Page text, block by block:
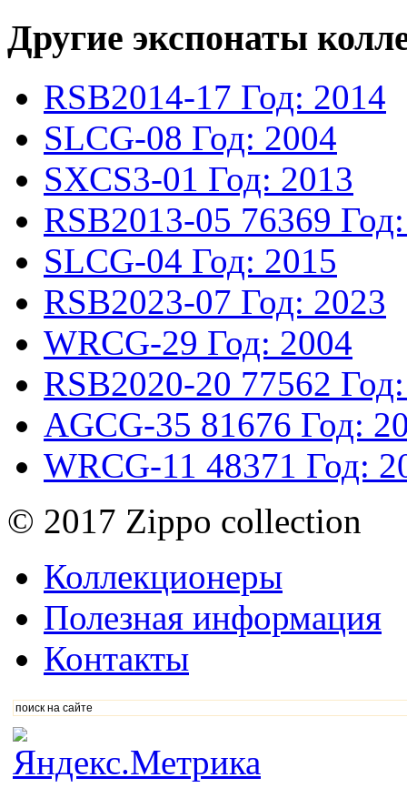
Другие экспонаты
RSB2014-17 Год: 2014
SLCG-08 Год: 2004
SXCS3-01 Год: 2013
RSB2013-05 76369
SLCG-04 Год: 2015
RSB2023-07 Год: 2023
WRCG-29 Год: 2004
RSB2020-20 77562
AGCG-35 81676 Год:
WRCG-11 48371 Год:
© 2017 Zippo collection
Коллекционеры
Полезная информация
Контакты